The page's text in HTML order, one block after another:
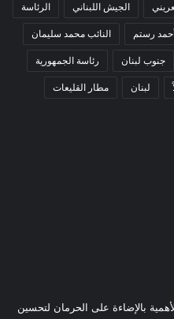
الجيش اللبناني الرئاسة
رستم النائب محمد سليمان
جنوب لبنان رئاسة الجمهورية
لبنان مطار القليعات
بالإضاءة على الحرمان لتحسين